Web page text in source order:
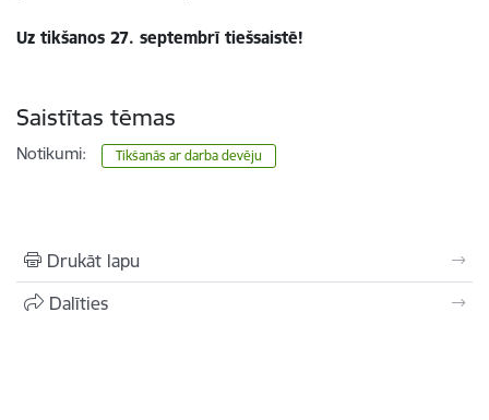
Uz tikšanos 27. septembrī tiešsaistē!
Saistītas tēmas
Notikumi: Tikšanās ar darba devēju
Drukāt lapu
Dalīties